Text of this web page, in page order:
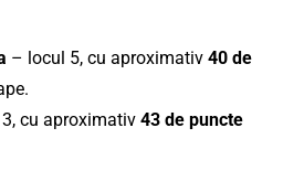
– locul 5, cu aproximativ 40 de
cu aproximativ 43 de puncte